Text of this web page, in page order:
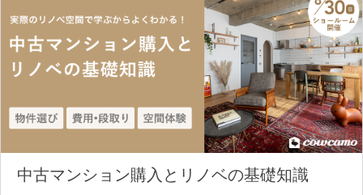
中古マンション購入とリノベの基礎知識